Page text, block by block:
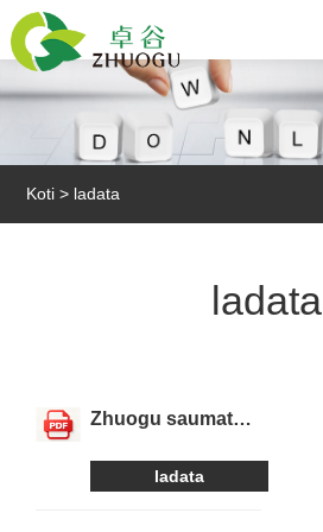
Koti > ladata
ladata
Zhuogu saumaton
ladata